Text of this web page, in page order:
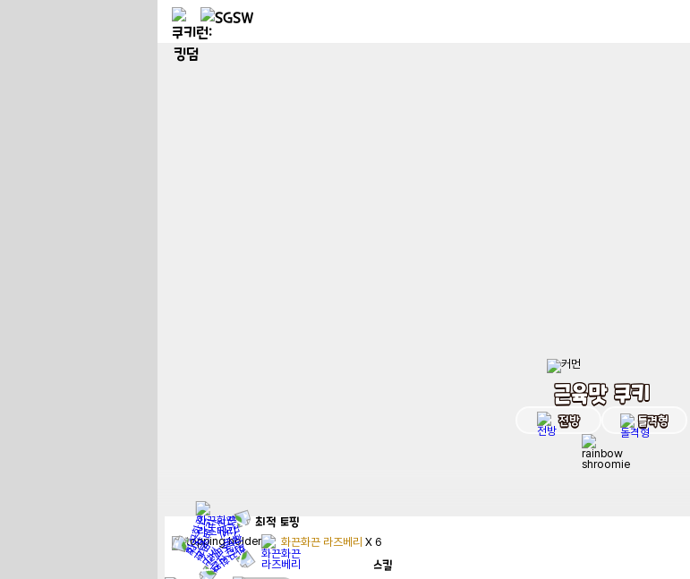
근육맛 쿠키
전방 돌격형
최적 토핑
화끈화끈 라즈베리 X 6
스킬